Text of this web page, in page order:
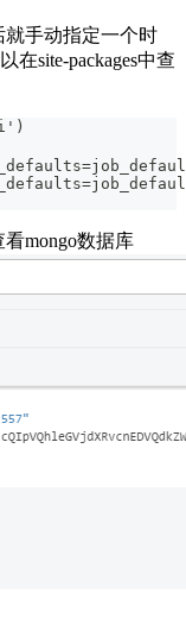
手动指定一个时
在site-packages中查
mongo数据库